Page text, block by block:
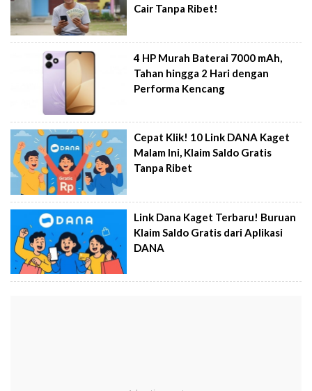
Cair Tanpa Ribet!
4 HP Murah Baterai 7000 mAh,
Tahan hingga 2 Hari dengan
Performa Kencang
Cepat Klik! 10 Link DANA Kaget
Malam Ini, Klaim Saldo Gratis
Tanpa Ribet
Link Dana Kaget Terbaru! Buruan
Klaim Saldo Gratis dari Aplikasi
DANA